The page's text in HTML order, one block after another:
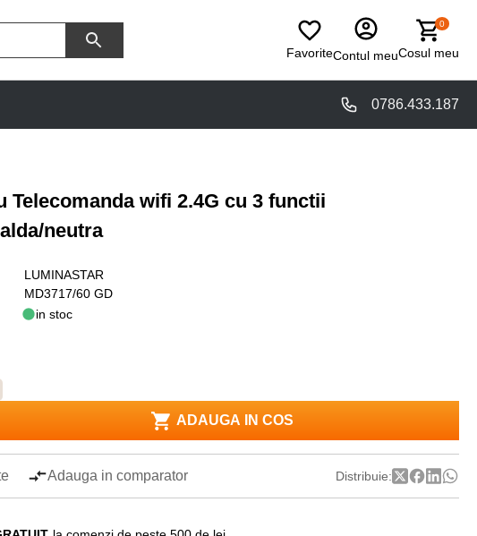
FavoriteContul meu
0
Cosul meu
0786.433.187
Telecomanda wifi 2.4G cu 3 functii
neutra
LUMINASTAR
MD3717/60 GD
in stoc
ADAUGA IN COS
Adauga in comparator Distribuie: